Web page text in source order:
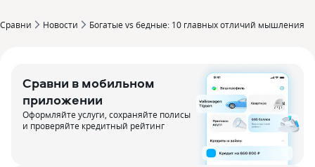
Сравни Новости Богатые vs бедные: 10 главных отличий мышления
Сравни в мобильном
приложении
Оформляйте услуги, сохраняйте полисы
и проверяйте кредитный рейтинг